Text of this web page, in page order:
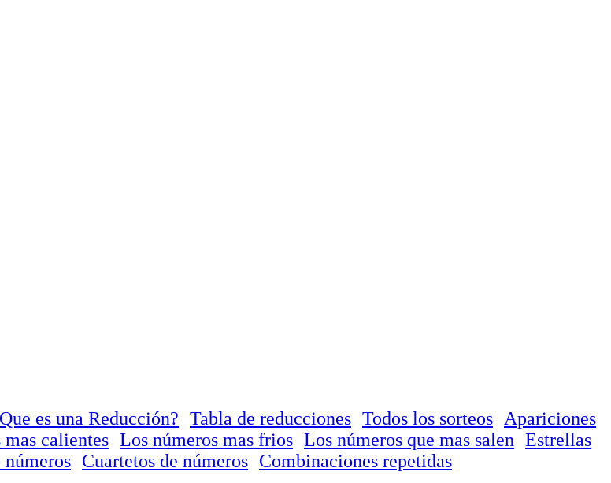
es una Reducción? Tabla de reducciones Todos los sorteos
Apariciones
calientes Los números mas frios Los números que mas salen Estrellas
Cuartetos de números Combinaciones repetidas